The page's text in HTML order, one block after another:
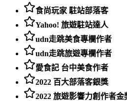
食尚玩家 駐站部落客
Yahoo! 旅遊駐站達人
udn走跳美食專欄作者
udn走跳旅遊專欄作者
愛食記 台中美食作者
2022 百大部落客銀獎
2022 旅遊影響力創作者金